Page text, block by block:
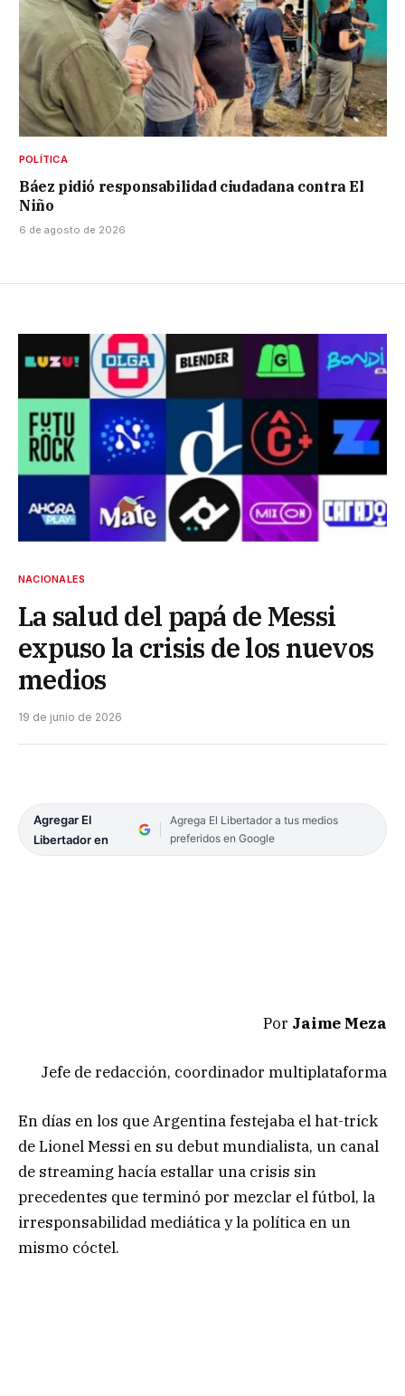
POLÍTICA
Báez pidió responsabilidad ciudadana contra El
Niño
6 de agosto de 2026
NACIONALES
La salud del papá de Messi
expuso la crisis de los nuevos
medios
19 de junio de 2026
Agregar El
Libertador en
Agrega El Libertador a tus medios
preferidos en Google
Por Jaime Meza
Jefe de redacción, coordinador multiplataforma
En días en los que Argentina festejaba el hat-trick
de Lionel Messi en su debut mundialista, un canal
de streaming hacía estallar una crisis sin
precedentes que terminó por mezclar el fútbol, la
irresponsabilidad mediática y la política en un
mismo cóctel.